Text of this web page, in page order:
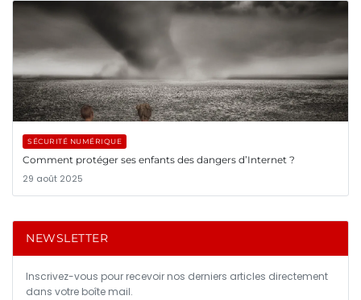
SÉCURITÉ NUMÉRIQUE
Comment protéger ses enfants des dangers d’Internet ?
29 août 2025
NEWSLETTER
Inscrivez-vous pour recevoir nos derniers articles directement
dans votre boîte mail.